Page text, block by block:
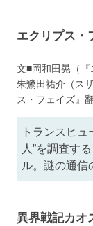
エクリプス・
文■岡和田晃（
朱鷺田祐介（ス
ス・フェイズ』
トランスヒ
人”を調査す
ル。謎の通信
異界戦記カオ